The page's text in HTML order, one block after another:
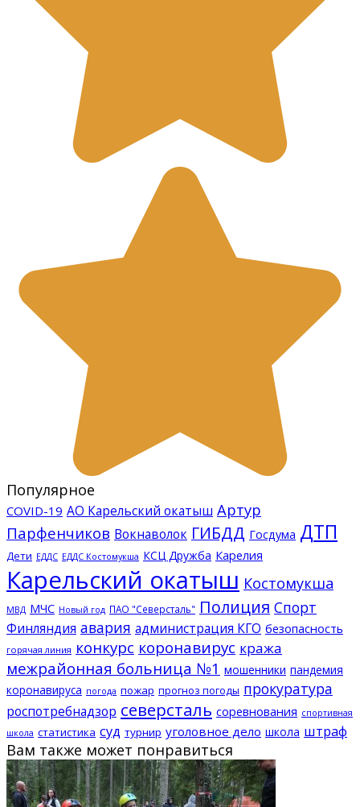
Популярное
COVID-19 АО Карельский окатыш Артур
Парфенчиков Вокнаволок ГИБДД Госдума ДТП
Дети ЕДДС ЕДДС Костомукша КСЦ Дружба Карелия
Карельский окатыш Костомукша
МВД МЧС Новый год ПАО "Северсталь" Полиция Спорт
Финляндия авария администрация КГО безопасность
горячая линия конкурс коронавирус кража
межрайонная больница №1 мошенники пандемия
коронавируса погода пожар прогноз погоды прокуратура
роспотребнадзор северсталь соревнования спортивная
школа статистика суд турнир уголовное дело школа штраф
Вам также может понравиться